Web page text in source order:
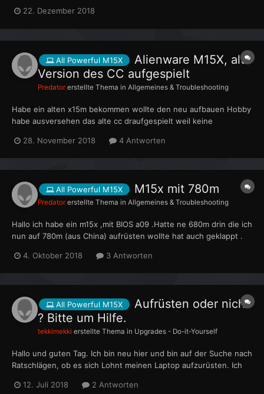
22. Dezember 2018
All Powerful M15X
Alienware M15X, alte
Version des CC aufgespielt
Predator erstellte Thema in Allgemeines & Troubleshooting
Habe ein alten x15m bekommen wollte den neu aufbauen Hobby
habe ausversehen das alte cc draufgespielt weil keine
überschreiben kann und keine alte Version drauf spielen darf
BIOS ist 09a .. Was tue ich nun gibt's keine manuelle Lösung
kabel a...
28. November 2018 4 Antworten
All Powerful M15X M15x mit 780m
Predator erstellte Thema in Allgemeines & Troubleshooting
Hallo ich habe ein m15x ,mit BIOS a09 .Hatte ne 680m drin die ich
nun auf 780m (aus China) aufrüsten wollte hat auch geklappt .
hochfahren blieb er mit weißen Display stehen . Startet erneut
bis kurz vor Abschluss wied...
4. Oktober 2018 3 Antworten
All Powerful M15X
Aufrüsten oder nicht
? Bitte um Hilfe.
tekkimekki erstellte Thema in Upgrades - Do-it-Yourself
Hallo und guten Tag. Ich bin neu hier und bin auf der Suche nach
Ratschlägen, ob es sich Lohnt meinen Laptop aufzurüsten. Ich
jedenfalls unten drunter. Momentan verbaut sind: Intel Core i3
12. Juli 2018 2 Antworten